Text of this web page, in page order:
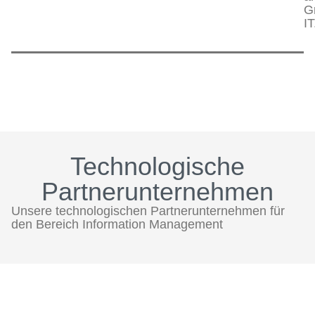
Technologische
Partnerunternehmen
Unsere technologischen Partnerunternehmen für
den Bereich Information Management